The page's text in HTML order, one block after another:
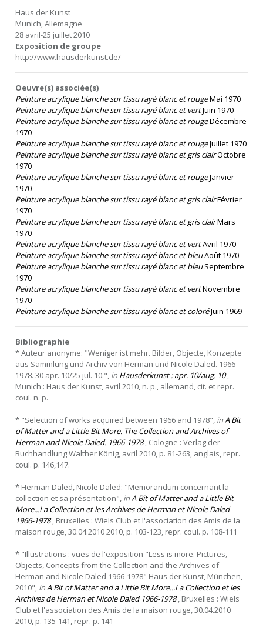
Haus der Kunst
Munich, Allemagne
28 avril-25 juillet 2010
Exposition de groupe
http://www.hausderkunst.de/
Oeuvre(s) associée(s)
Peinture acrylique blanche sur tissu rayé blanc et rougeMai 1970
Peinture acrylique blanche sur tissu rayé blanc et vertJuin 1970
Peinture acrylique blanche sur tissu rayé blanc et rougeDécembre
1970
Peinture acrylique blanche sur tissu rayé blanc et rougeJuillet 1970
Peinture acrylique blanche sur tissu rayé blanc et gris clairOctobre
1970
Peinture acrylique blanche sur tissu rayé blanc et rougeJanvier
1970
Peinture acrylique blanche sur tissu rayé blanc et gris clairFévrier
1970
Peinture acrylique blanche sur tissu rayé blanc et gris clairMars
1970
Peinture acrylique blanche sur tissu rayé blanc et vertAvril 1970
Peinture acrylique blanche sur tissu rayé blanc et bleuAoût 1970
Peinture acrylique blanche sur tissu rayé blanc et bleuSeptembre
1970
Peinture acrylique blanche sur tissu rayé blanc et vertNovembre
1970
Peinture acrylique blanche sur tissu rayé blanc et coloréJuin 1969
Bibliographie
* Auteur anonyme: "Weniger ist mehr. Bilder, Objecte, Konzepte
aus Sammlung und Archiv von Herman und Nicole Daled. 1966-
1978. 30 apr. 10/25 jul. 10.", in Hausderkunst : apr. 10/aug. 10,
Munich : Haus der Kunst, avril 2010, n. p., allemand, cit. et repr.
coul. n. p.
* "Selection of works acquired between 1966 and 1978", inA Bit
of Matter and a Little Bit More. The Collection and Archives of
Herman and Nicole Daled. 1966-1978, Cologne : Verlag der
Buchhandlung Walther König, avril 2010, p. 81-263, anglais, repr.
coul. p. 146,147.
* Herman Daled, Nicole Daled: "Memorandum concernant la
collection et sa présentation", inA Bit of Matter and a Little Bit
More...La Collection et les Archives de Herman et Nicole Daled
1966-1978, Bruxelles : Wiels Club et l'association des Amis de la
maison rouge, 30.04.2010 2010, p. 103-123, repr. coul. p. 108-111
* "Illustrations : vues de l'exposition "Less is more. Pictures,
Objects, Concepts from the Collection and the Archives of
Herman and Nicole Daled 1966-1978" Haus der Kunst, München,
2010", inA Bit of Matter and a Little Bit More...La Collection et les
Archives de Herman et Nicole Daled 1966-1978, Bruxelles : Wiels
Club et l'association des Amis de la maison rouge, 30.04.2010
2010, p. 135-141, repr. p. 141